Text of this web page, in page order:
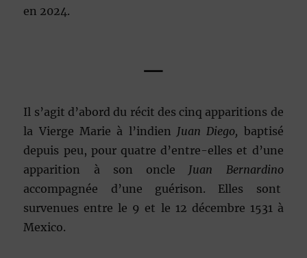
en 2024.
—
Il s’agit d’abord du récit des cinq apparitions de
la Vierge Marie à l’indien Juan Diego, baptisé
depuis peu, pour quatre d’entre-elles et d’une
apparition à son oncle Juan Bernardino
accompagnée d’une guérison. Elles sont
survenues entre le 9 et le 12 décembre 1531 à
Mexico.